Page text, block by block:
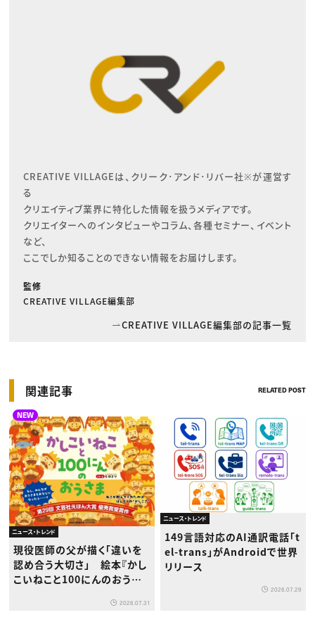
CREATIVE VILLAGEは、クリーク･アンド･リバー社※が運営す
る
クリエイティブ業界に特化した情報を扱うメディアです。
クリエイターへのインタビューやコラム、各種セミナー、イベント
など、
ここでしか知ることのできない情報をお届けします。
監修
CREATIVE VILLAGE編集部
CREATIVE VILLAGE編集部の記事一覧
関連記事 RELATED POST
NEW
ニュース・トレンド
現役医師の父が描く「違いを
認め合う大切さ」 絵本『かし
こいねこと100にんのおうさ
2026.07.31
ニュース・トレンド
149言語対応のAI通訳電話「t
el-trans」がAndroidで世界
リリース
2026.07.29